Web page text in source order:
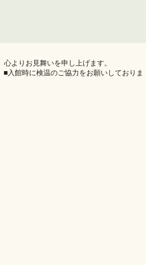
よりお見舞いを申し上げます。
入館時に検温のご協力をお願いしておりま